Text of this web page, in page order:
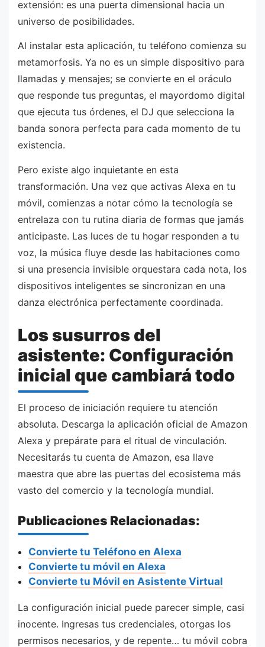
extensión: es una puerta dimensional hacia un
universo de posibilidades.
Al instalar esta aplicación, tu teléfono comienza su
metamorfosis. Ya no es un simple dispositivo para
llamadas y mensajes; se convierte en el oráculo
que responde tus preguntas, el mayordomo digital
que ejecuta tus órdenes, el DJ que selecciona la
banda sonora perfecta para cada momento de tu
existencia.
Pero existe algo inquietante en esta
transformación. Una vez que activas Alexa en tu
móvil, comienzas a notar cómo la tecnología se
entrelaza con tu rutina diaria de formas que jamás
anticipaste. Las luces de tu hogar responden a tu
voz, la música fluye desde las habitaciones como
si una presencia invisible orquestara cada nota, los
dispositivos inteligentes se sincronizan en una
danza electrónica perfectamente coordinada.
Los susurros del
asistente: Configuración
inicial que cambiará todo
El proceso de iniciación requiere tu atención
absoluta. Descarga la aplicación oficial de Amazon
Alexa y prepárate para el ritual de vinculación.
Necesitarás tu cuenta de Amazon, esa llave
maestra que abre las puertas del ecosistema más
vasto del comercio y la tecnología mundial.
Publicaciones Relacionadas:
Convierte tu Teléfono en Alexa
Convierte tu móvil en Alexa
Convierte tu Móvil en Asistente Virtual
La configuración inicial puede parecer simple, casi
inocente. Ingresas tus credenciales, otorgas los
permisos necesarios, y de repente… tu móvil cobra